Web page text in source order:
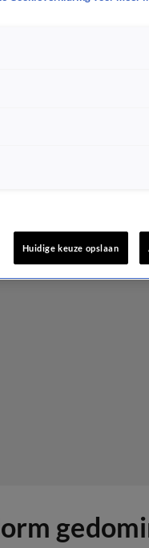
Huidige keuze opslaan